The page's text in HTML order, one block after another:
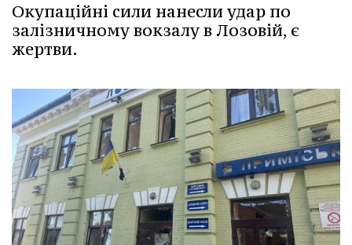
Окупаційні сили нанесли удар по
залізничному вокзалу в Лозовій, є
жертви.